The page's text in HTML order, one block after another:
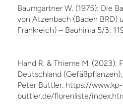
Baumgartner W. (1975): Die
von Atzenbach (Baden BRD)
Frankreich) – Bauhinia 5/3:
Hand R. & Thieme M. (2023):
Deutschland
Peter Buttler. https://www.kp-
buttler.de/florenliste/